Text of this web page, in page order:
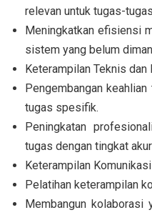
relevan untuk tugas-
Meningkatkan efisiensi
sistem yang belum
Keterampilan Teknis
Pengembangan
tugas spesifik.
Peningkatan
tugas dengan tingkat
Keterampilan
Pelatihan keterampilan
Membangun